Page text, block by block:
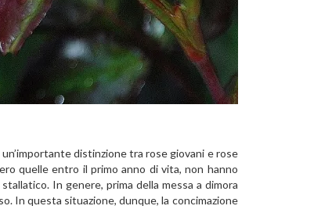
distinzione tra rose giovani e rose
quelle entro il primo anno di vita, non hanno
In genere, prima della messa a dimora
In questa situazione, dunque, la concimazione